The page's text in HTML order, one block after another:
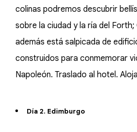
colinas podremos descubrir
sobre la ciudad y la ría del Forth;
además está salpicada de
construidos para conmemorar
Napoleón. Traslado al hotel.
Día 2. Edimburgo